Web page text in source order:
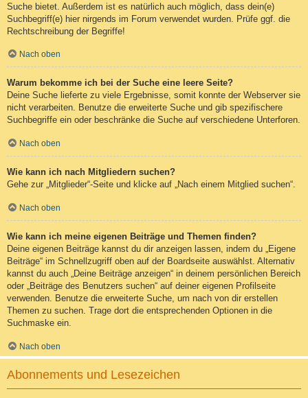
Suche bietet. Außerdem ist es natürlich auch möglich, dass dein(e)
Suchbegriff(e) hier nirgends im Forum verwendet wurden. Prüfe ggf. die
Rechtschreibung der Begriffe!
Nach oben
Warum bekomme ich bei der Suche eine leere Seite?
Deine Suche lieferte zu viele Ergebnisse, somit konnte der Webserver sie
nicht verarbeiten. Benutze die erweiterte Suche und gib spezifischere
Suchbegriffe ein oder beschränke die Suche auf verschiedene Unterforen.
Nach oben
Wie kann ich nach Mitgliedern suchen?
Gehe zur „Mitglieder“-Seite und klicke auf „Nach einem Mitglied suchen“.
Nach oben
Wie kann ich meine eigenen Beiträge und Themen finden?
Deine eigenen Beiträge kannst du dir anzeigen lassen, indem du „Eigene
Beiträge“ im Schnellzugriff oben auf der Boardseite auswählst. Alternativ
kannst du auch „Deine Beiträge anzeigen“ in deinem persönlichen Bereich
oder „Beiträge des Benutzers suchen“ auf deiner eigenen Profilseite
verwenden. Benutze die erweiterte Suche, um nach von dir erstellen
Themen zu suchen. Trage dort die entsprechenden Optionen in die
Suchmaske ein.
Nach oben
Abonnements und Lesezeichen